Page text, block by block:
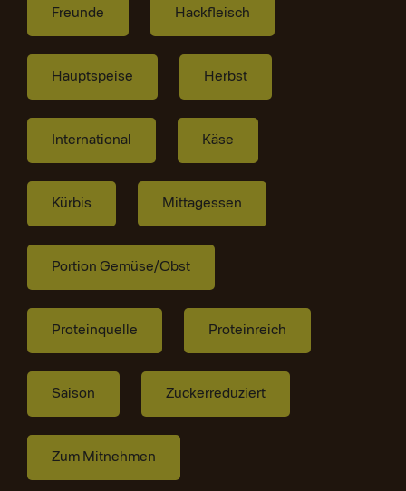
Freunde Hackfleisch
Hauptspeise Herbst
International Käse
Kürbis Mittagessen
Portion Gemüse/Obst
Proteinquelle Proteinreich
Saison Zuckerreduziert
Zum Mitnehmen